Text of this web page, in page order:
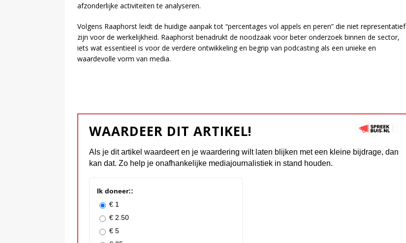
afzonderlijke activiteiten te analyseren.
Volgens Raaphorst leidt de huidige aanpak tot “percentages vol appels en peren” die niet representatief
zijn voor de werkelijkheid. Raaphorst benadrukt de noodzaak voor beter onderzoek binnen de sector,
iets wat essentieel is voor de verdere ontwikkeling en begrip van podcasting als een unieke en
waardevolle vorm van media.
WAARDEER DIT ARTIKEL!
Als je dit artikel waardeert en je waardering wilt laten blijken met een kleine bijdrage, dan
kan dat. Zo help je onafhankelijke mediajournalistiek in stand houden.
Ik doneer::
€ 1
€ 2.50
€ 5